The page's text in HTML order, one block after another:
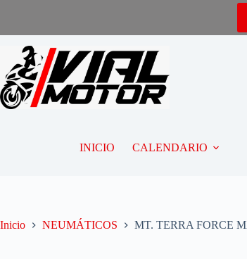
INICIO CALENDARIO
Inicio NEUMÁTICOS MT. TERRA FORCE